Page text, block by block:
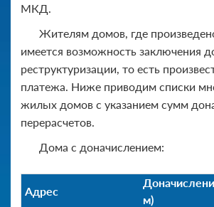
МКД.
Жителям домов, где
имеется возможность заключения
реструктуризации, то есть
платежа. Ниже приводим списки
жилых домов с указанием сумм
перерасчетов.
Дома с доначислением:
Адрес
м)